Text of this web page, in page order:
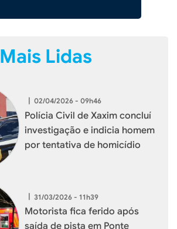
Mais Lidas
| 02/04/2026 - 09h46
Polícia Civil de Xaxim concluí
investigação e indicia homem
por tentativa de homicídio
| 31/03/2026 - 11h39
Motorista fica ferido após
saída de pista em Ponte